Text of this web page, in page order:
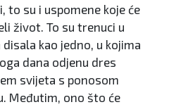
to su i uspomene koje će
život. To su trenuci u
kao jedno, u kojima
dana odjenu dres
svijeta s ponosom
Međutim, ono što će